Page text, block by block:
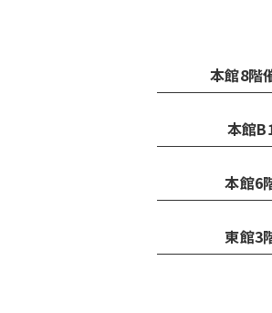
本館8階
本館
本館6
東館3